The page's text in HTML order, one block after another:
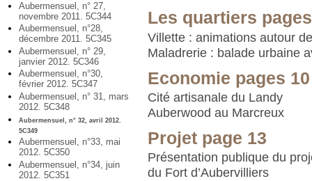
Aubermensuel, n° 27,
novembre 2011. 5C344
Aubermensuel, n°28,
décembre 2011. 5C345
Aubermensuel, n° 29,
janvier 2012. 5C346
Aubermensuel, n°30,
février 2012. 5C347
Aubermensuel, n° 31, mars
2012. 5C348
Aubermensuel, n° 32, avril 2012.
5C349
Aubermensuel, n°33, mai
2012. 5C350
Aubermensuel, n°34, juin
2012. 5C351
Les quartiers
Villette : animations autour
Maladrerie : balade urbaine
Economie pages
Cité artisanale du Landy
Auberwood au Marcreux
Projet page 13
Présentation publique du
du Fort d’Aubervilliers